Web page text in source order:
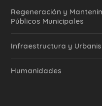
Regeneración y
Públicos Municipales
Infraestructura y
Humanidades